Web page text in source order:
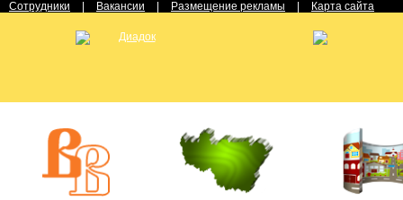
Сотрудники Вакансии Размещение рекламы Карта сайта